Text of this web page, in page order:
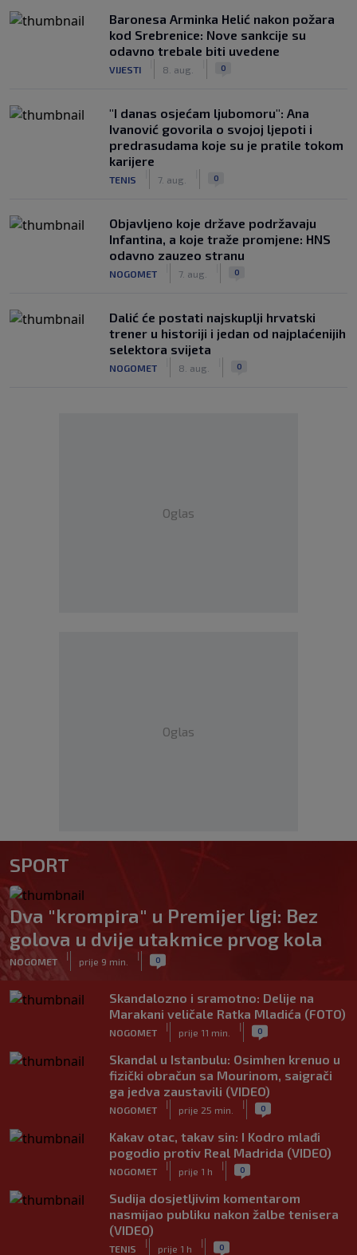
Baronesa Arminka Helić nakon požara
kod Srebrenice: Nove sankcije su
odavno trebale biti uvedene
VIJESTI 8. aug. 0
"I danas osjećam ljubomoru": Ana
Ivanović govorila o svojoj ljepoti i
predrasudama koje su je pratile tokom
karijere
TENIS 7. aug. 0
Objavljeno koje države podržavaju
Infantina, a koje traže promjene: HNS
odavno zauzeo stranu
NOGOMET 7. aug. 0
Dalić će postati najskuplji hrvatski
trener u historiji i jedan od najplaćenijih
selektora svijeta
NOGOMET 8. aug. 0
Oglas
Oglas
SPORT
Dva "krompira" u Premijer ligi: Bez
golova u dvije utakmice prvog kola
NOGOMET
|
prije 9 min.
| 0
Skandalozno i sramotno: Delije na
Marakani veličale Ratka Mladića (FOTO)
NOGOMET
|
prije 11 min.
| 0
Skandal u Istanbulu: Osimhen krenuo u
fizički obračun sa Mourinom, saigrači
ga jedva zaustavili (VIDEO)
NOGOMET
|
prije 25 min.
| 0
Kakav otac, takav sin: I Kodro mlađi
pogodio protiv Real Madrida (VIDEO)
NOGOMET
|
prije 1 h
| 0
Sudija dosjetljivim komentarom
nasmijao publiku nakon žalbe tenisera
(VIDEO)
TENIS
|
prije 1 h
| 0